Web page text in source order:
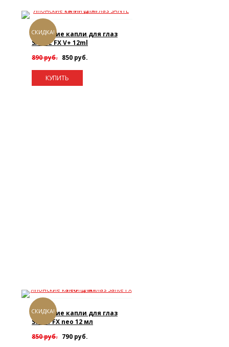
СКИДКА!
Японские капли для глаз
SANTE FX V+ 12ml
890 руб. 850 руб.
КУПИТЬ
СКИДКА!
Японские капли для глаз
Sante FX neo 12 мл
850 руб. 790 руб.